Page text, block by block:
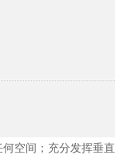
空间；充分发挥垂直